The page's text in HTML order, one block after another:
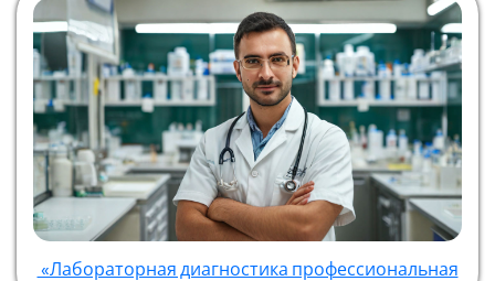
«Лабораторная диагностика профессиональная